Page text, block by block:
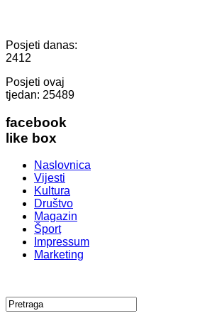
Posjeti danas:
2412
Posjeti ovaj
tjedan: 25489
facebook
like box
Naslovnica
Vijesti
Kultura
Društvo
Magazin
Šport
Impressum
Marketing